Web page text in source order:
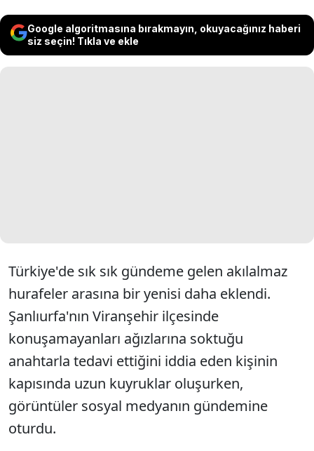
Google algoritmasına bırakmayın, okuyacağınız haberi
siz seçin! Tıkla ve ekle
Türkiye'de sık sık gündeme gelen akılalmaz
hurafeler arasına bir yenisi daha eklendi.
Şanlıurfa'nın Viranşehir ilçesinde
konuşamayanları ağızlarına soktuğu
anahtarla tedavi ettiğini iddia eden kişinin
kapısında uzun kuyruklar oluşurken,
görüntüler sosyal medyanın gündemine
oturdu.